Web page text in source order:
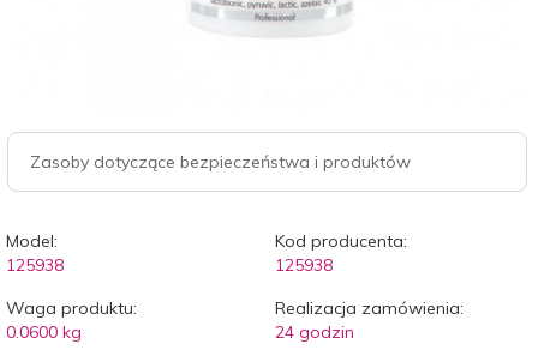
Zasoby dotyczące bezpieczeństwa i produktów
Model:
125938
Kod producenta:
125938
Waga produktu:
0.0600 kg
Realizacja zamówienia:
24 godzin